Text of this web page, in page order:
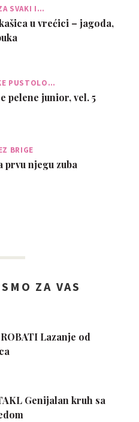
SVAKI I…
u vrećici – jagoda,
PUSTOLO…
pelene junior, vel. 5
BRIGE
prvu njegu zuba